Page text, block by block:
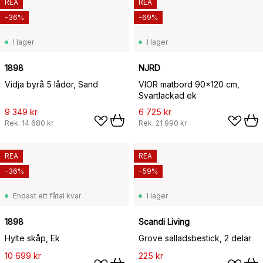
I lager
1898
Vidja byrå 5 lådor, Sand
9 349 kr
Rek. 14 680 kr
REA
-36%
I lager
NJRD
VIOR matbord 90x120 cm,
Svartlackad ek
6 725 kr
Rek. 21 990 kr
REA
-69%
Endast ett fåtal kvar
1898
Hylte skåp, Ek
10 699 kr
REA
-36%
I lager
Scandi Living
Grove salladsbestick, 2 delar
225 kr
REA
-59%